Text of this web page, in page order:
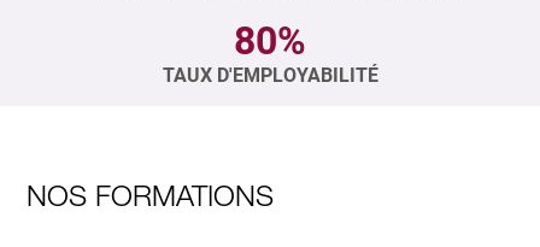
80%
TAUX D'EMPLOYABILITÉ
NOS FORMATIONS